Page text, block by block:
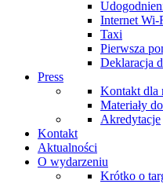
Internet Wi-
Taxi
Pierwsza
Deklaracja
Press
Kontakt dla
Materiały
Akredytacje
Kontakt
Aktualności
O wydarzeniu
Krótko o